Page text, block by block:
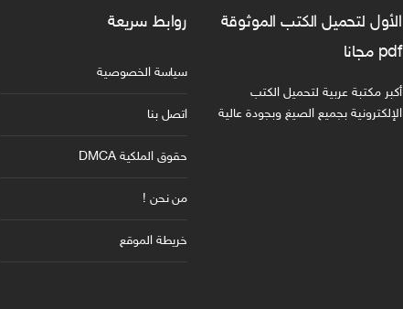
الأول لتحميل الكتب الموثوقة
pdf مجانا
أكبر مكتبة عربية لتحميل الكتب
الإلكترونية بجميع الصيغ وبجودة عالية
روابط سريعة
سياسة الخصوصية
اتصل بنا
حقوق الملكية DMCA
من نحن !
خريطة الموقع